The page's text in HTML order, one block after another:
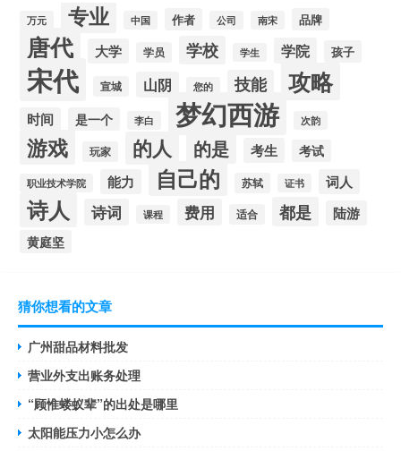
万元 专业 中国 作者 公司 南宋 品牌
唐代 大学 学员 学校 学生 学院 孩子
宋代 宣城 山阴 您的 技能 攻略
时间 是一个 李白 梦幻西游 次韵
游戏 玩家 的人 的是 考生 考试
职业技术学院 能力 自己的 苏轼 证书 词人
诗人 诗词 课程 费用 适合 都是 陆游
黄庭坚
猜你想看的文章
广州甜品材料批发
营业外支出账务处理
“顾惟蝼蚁辈”的出处是哪里
太阳能压力小怎么办